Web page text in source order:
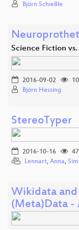
Björn Schießle
Science Fiction
2016-09-02
Björn Hessing
StereoTyper
2016-10-16
47
Lennart, Anna,
Wikidata
(Meta)Data -